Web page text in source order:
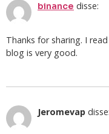
binance disse:
Thanks for sharing. I
blog is very good.
Jeromevap disse: